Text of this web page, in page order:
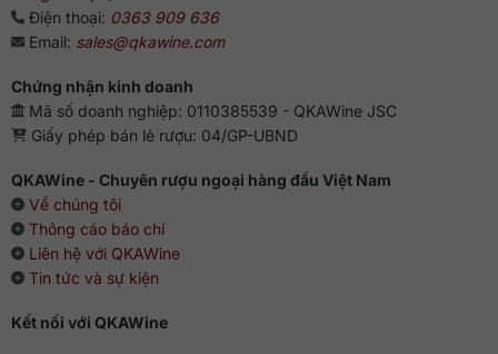
Điện thoại: 0363 909 636
Email: sales@qkawine.com
Chứng nhận kinh doanh
Mã số doanh nghiệp: 0110385539 - QKAWine JSC
Giấy phép bán lẻ rượu: 04/GP-UBND
QKAWine - Chuyên rượu ngoại hàng đầu Việt Nam
Về chúng tôi
Thông cáo báo chí
Liên hệ với QKAWine
Tin tức và sự kiện
Kết nối với QKAWine